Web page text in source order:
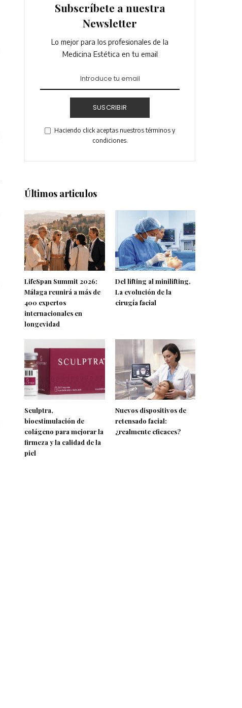
Subscríbete a nuestra
Newsletter
Lo mejor para los profesionales de la
Medicina Estética en tu email
SUSCRIBIR
Haciendo click aceptas nuestros términos y
condiciones.
Últimos articulos
LifeSpan Summit 2026:
Málaga reunirá a más de
400 expertos
internacionales en
longevidad
Del lifting al minilifting.
La evolución de la
cirugía facial
Sculptra,
bioestimulación de
colágeno para mejorar la
firmeza y la calidad de la
piel
Nuevos dispositivos de
retensado facial:
¿realmente eficaces?